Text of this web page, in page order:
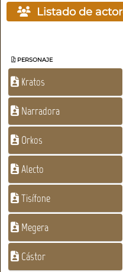
Listado de
PERSONAJE
Kratos
Narradora
Orkos
Alecto
Tisífone
Megera
Cástor